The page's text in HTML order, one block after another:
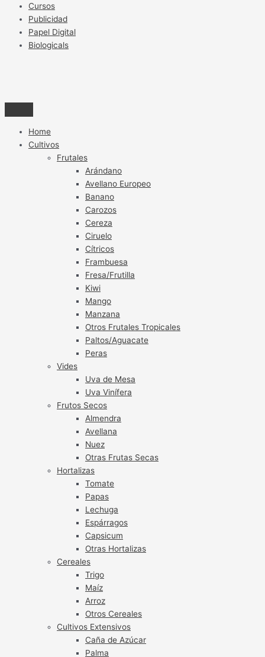
Cursos
Publicidad
Papel Digital
Biologicals
Home
Cultivos
Frutales
Arándano
Avellano Europeo
Banano
Carozos
Cereza
Ciruelo
Cítricos
Frambuesa
Fresa/Frutilla
Kiwi
Mango
Manzana
Otros Frutales Tropicales
Paltos/Aguacate
Peras
Vides
Uva de Mesa
Uva Vinífera
Frutos Secos
Almendra
Avellana
Nuez
Otras Frutas Secas
Hortalizas
Tomate
Papas
Lechuga
Espárragos
Capsicum
Otras Hortalizas
Cereales
Trigo
Maíz
Arroz
Otros Cereales
Cultivos Extensivos
Caña de Azúcar
Palma